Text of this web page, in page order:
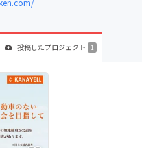
投稿したプロジェクト 1